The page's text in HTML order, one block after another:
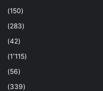
(150)
(283)
(42)
(1٬115)
(56)
(339)